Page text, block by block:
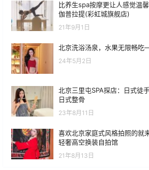
比养生spa按摩更让人感觉温
伽普拉提(彩虹城旗舰店)
21年9月1日
北京洗浴汤泉，水果无限畅吃
24年5月2日
北京三里屯SPA探店：日式徒
日式整骨
23年8月11日
喜欢北京家庭式风格拍照的
轻奢高空换装自拍馆
21年8月13日